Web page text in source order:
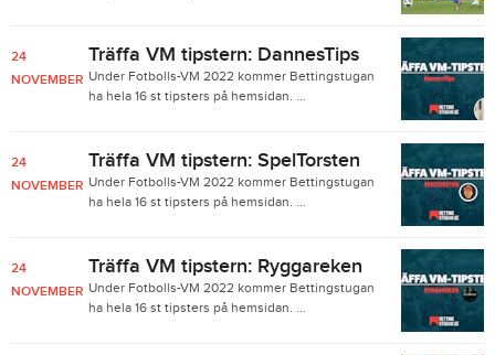
24
NOVEMBER
Träffa VM tipstern: DannesTips
Under Fotbolls-VM 2022 kommer Bettingstugan
ha hela 16 st tipsters på hemsidan. ...
24
NOVEMBER
Träffa VM tipstern: SpelTorsten
Under Fotbolls-VM 2022 kommer Bettingstugan
ha hela 16 st tipsters på hemsidan. ...
24
NOVEMBER
Träffa VM tipstern: Ryggareken
Under Fotbolls-VM 2022 kommer Bettingstugan
ha hela 16 st tipsters på hemsidan. ...